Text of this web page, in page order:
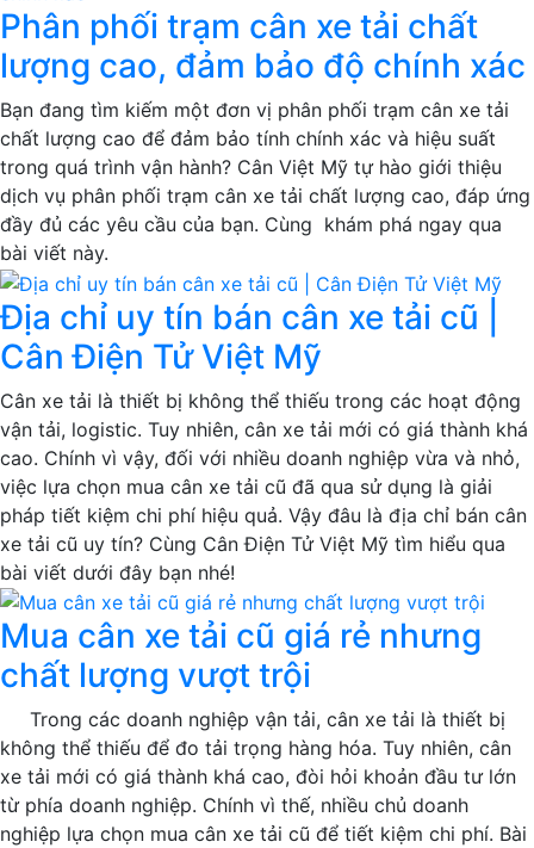
Phân phối trạm cân xe tải chất
lượng cao, đảm bảo độ chính xác
Bạn đang tìm kiếm một đơn vị phân phối trạm cân xe tải
chất lượng cao để đảm bảo tính chính xác và hiệu suất
trong quá trình vận hành? Cân Việt Mỹ tự hào giới thiệu
dịch vụ phân phối trạm cân xe tải chất lượng cao, đáp ứng
đầy đủ các yêu cầu của bạn. Cùng khám phá ngay qua
bài viết này.
Địa chỉ uy tín bán cân xe tải cũ |
Cân Điện Tử Việt Mỹ
Cân xe tải là thiết bị không thể thiếu trong các hoạt động
vận tải, logistic. Tuy nhiên, cân xe tải mới có giá thành khá
cao. Chính vì vậy, đối với nhiều doanh nghiệp vừa và nhỏ,
việc lựa chọn mua cân xe tải cũ đã qua sử dụng là giải
pháp tiết kiệm chi phí hiệu quả. Vậy đâu là địa chỉ bán cân
xe tải cũ uy tín? Cùng Cân Điện Tử Việt Mỹ tìm hiểu qua
bài viết dưới đây bạn nhé!
Mua cân xe tải cũ giá rẻ nhưng
chất lượng vượt trội
Trong các doanh nghiệp vận tải, cân xe tải là thiết bị
không thể thiếu để đo tải trọng hàng hóa. Tuy nhiên, cân
xe tải mới có giá thành khá cao, đòi hỏi khoản đầu tư lớn
từ phía doanh nghiệp. Chính vì thế, nhiều chủ doanh
nghiệp lựa chọn mua cân xe tải cũ để tiết kiệm chi phí. Bài